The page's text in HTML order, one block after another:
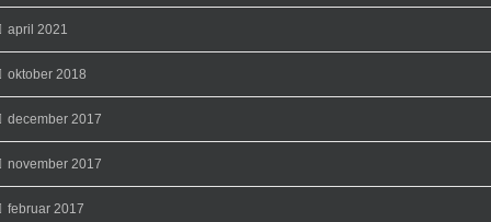
april 2021
oktober 2018
december 2017
november 2017
februar 2017